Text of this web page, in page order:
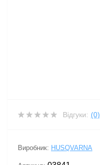
Відгуки: (0)
Виробник: HUSQVARNA